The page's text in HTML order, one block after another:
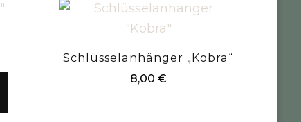
Schlüsselanhänger „Kobra“
8,00 €